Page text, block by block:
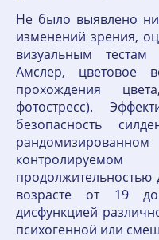
Не было выявлено
изменений зрения,
визуальным
Амслер, цветовое
прохождения
фотостресс).
безопасность
возрасте от 19
дисфункцией
психогенной или